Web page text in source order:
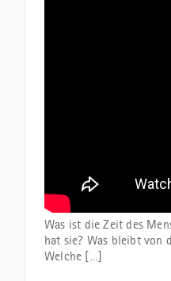
Was ist die Zeit des
hat sie? Was bleibt von
Welche […]